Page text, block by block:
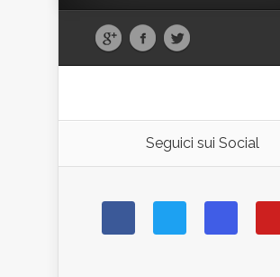
Seguici sui Social